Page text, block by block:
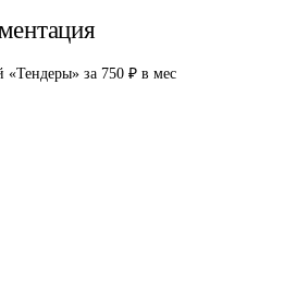
«Тендеры» за 750 ₽ в мес